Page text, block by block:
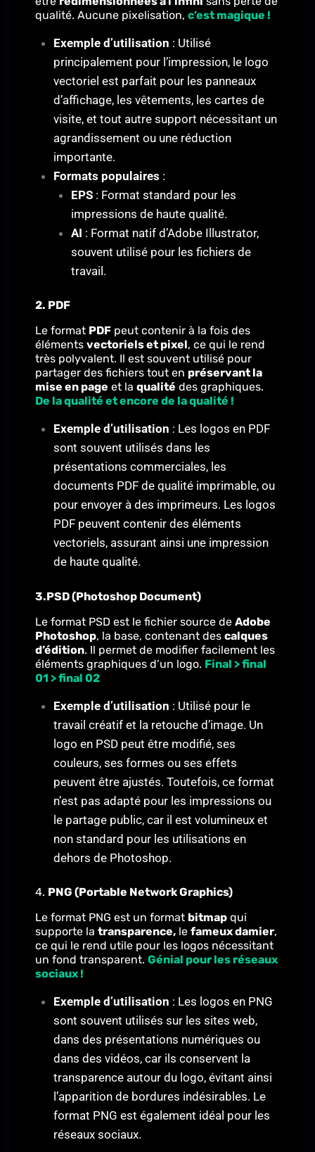
qualité. Aucune pixelisation, c’est magique !
Exemple d’utilisation : Utilisé
principalement pour l’impression, le logo
vectoriel est parfait pour les panneaux
d’affichage, les vêtements, les cartes de
visite, et tout autre support nécessitant un
agrandissement ou une réduction
importante.
Formats populaires :
EPS : Format standard pour les
impressions de haute qualité.
AI : Format natif d’Adobe Illustrator,
souvent utilisé pour les fichiers de
travail.
2. PDF
Le format PDF peut contenir à la fois des
éléments vectoriels et pixel, ce qui le rend
très polyvalent. Il est souvent utilisé pour
partager des fichiers tout en préservant la
mise en page et la qualité des graphiques.
De la qualité et encore de la qualité !
Exemple d’utilisation : Les logos en PDF
sont souvent utilisés dans les
présentations commerciales, les
documents PDF de qualité imprimable, ou
pour envoyer à des imprimeurs. Les logos
PDF peuvent contenir des éléments
vectoriels, assurant ainsi une impression
de haute qualité.
3.PSD (Photoshop Document)
Le format PSD est le fichier source de Adobe
Photoshop, la base, contenant des calques
d’édition. Il permet de modifier facilement les
éléments graphiques d’un logo. Final > final
01 > final 02
Exemple d’utilisation : Utilisé pour le
travail créatif et la retouche d’image. Un
logo en PSD peut être modifié, ses
couleurs, ses formes ou ses effets
peuvent être ajustés. Toutefois, ce format
n’est pas adapté pour les impressions ou
le partage public, car il est volumineux et
non standard pour les utilisations en
dehors de Photoshop.
4. PNG (Portable Network Graphics)
Le format PNG est un format bitmap qui
supporte la transparence, le fameux damier,
ce qui le rend utile pour les logos nécessitant
un fond transparent. Génial pour les réseaux
sociaux !
Exemple d’utilisation : Les logos en PNG
sont souvent utilisés sur les sites web,
dans des présentations numériques ou
dans des vidéos, car ils conservent la
transparence autour du logo, évitant ainsi
l’apparition de bordures indésirables. Le
format PNG est également idéal pour les
réseaux sociaux.